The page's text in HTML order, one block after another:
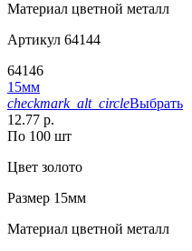
Материал цветной металл
Артикул 64144
64146
15мм
checkmark_alt_circleВыбрать
12.77 р.
По 100 шт
Цвет золото
Размер 15мм
Материал цветной металл